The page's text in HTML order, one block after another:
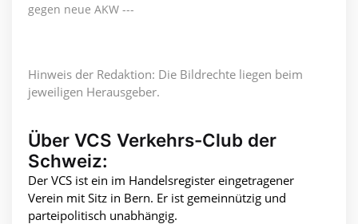
gegen neue AKW ---
Hinweis der Redaktion: Die Bildrechte liegen beim
jeweiligen Herausgeber.
Über VCS Verkehrs-Club der
Schweiz:
Der VCS ist ein im Handelsregister eingetragener
Verein mit Sitz in Bern. Er ist gemeinnützig und
parteipolitisch unabhängig.